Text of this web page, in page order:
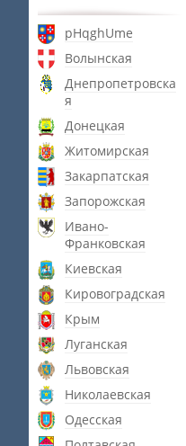
pHqghUme
Волынская
Днепропетровска
я
Донецкая
Житомирская
Закарпатская
Запорожская
Ивано-
Франковская
Киевская
Кировоградская
Крым
Луганская
Львовская
Николаевская
Одесская